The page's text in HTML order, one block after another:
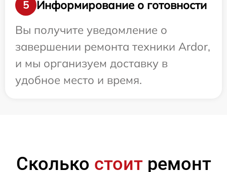
5
Информирование о готовности
Вы получите уведомление о
завершении ремонта техники Ardor,
и мы организуем доставку в
удобное место и время.
Сколько стоитремонт